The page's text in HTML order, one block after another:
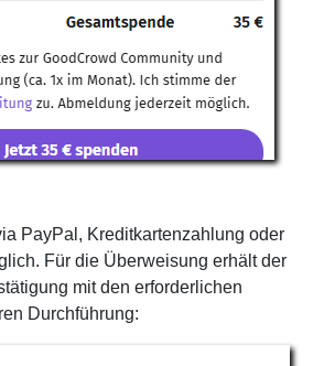
PayPal, Kreditkartenzahlung oder
Für die Überweisung erhält der
mit den erforderlichen
Durchführung: